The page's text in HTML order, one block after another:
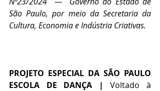
São Paulo, por meio da Secretaria da
Cultura, Economia e Indústria Criativas.
PROJETO ESPECIAL DA SÃO PAULO
ESCOLA DE DANÇA |
Voltado à